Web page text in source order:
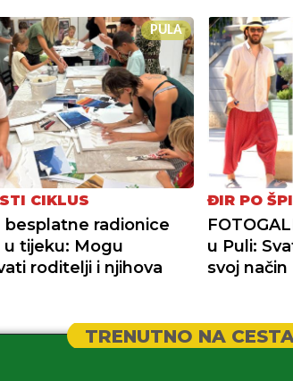
PULA
CIKLUS
besplatne radionice
u tijeku: Mogu
roditelji i njihova
ĐIR PO
u Puli:
svoj način
TRENUTNO NA